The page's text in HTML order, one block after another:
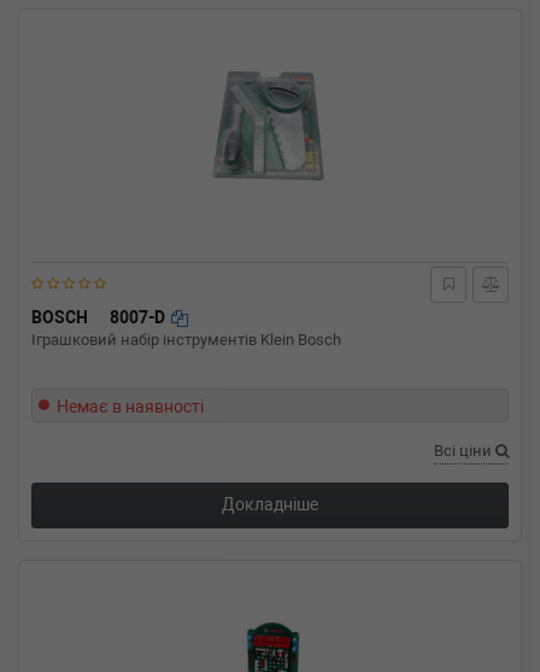
BOSCH 8007-D
Іграшковий набір інструментів Klein Bosch
Немає в наявності
Всі ціни
Докладніше